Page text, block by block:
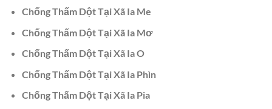
Chống Thấm Dột Tại Xã Ia Me
Chống Thấm Dột Tại Xã Ia Mơ
Chống Thấm Dột Tại Xã Ia O
Chống Thấm Dột Tại Xã Ia Phìn
Chống Thấm Dột Tại Xã Ia Pia